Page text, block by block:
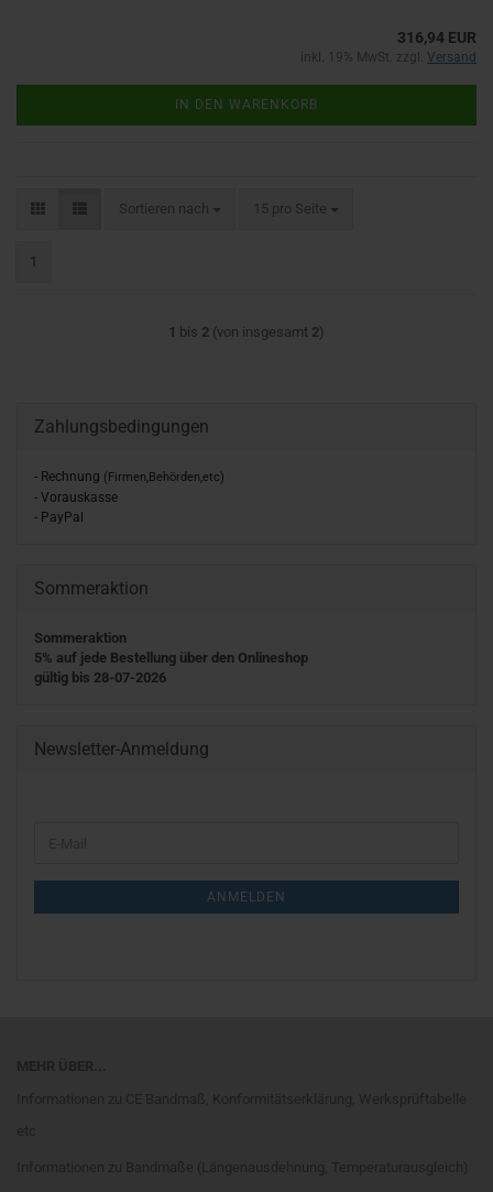
316,94 EUR
inkl. 19% MwSt. zzgl. Versand
IN DEN WARENKORB
Sortieren nach
Sortieren nach 15 pro Seite
pro Seite
1
1 bis 2 (von insgesamt 2)
Zahlungsbedingungen
- Rechnung (Firmen,Behörden,etc)
- Vorauskasse
- PayPal
Sommeraktion
Sommeraktion
5% auf jede Bestellung über den Onlineshop
gültig bis 28-07-2026
Newsletter-Anmeldung
ANMELDEN